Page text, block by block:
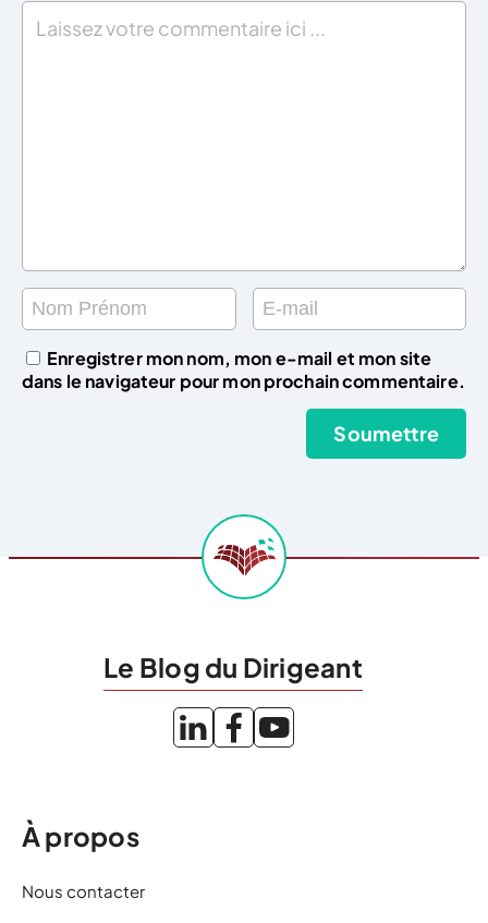
Enregistrer mon nom, mon e-mail et mon site
dans le navigateur pour mon prochain commentaire.
Le Blog du Dirigeant
À propos
Nous contacter